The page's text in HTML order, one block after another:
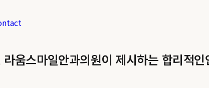
움스마일안과의원이 제시하는 합리적